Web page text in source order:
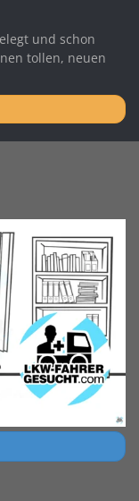
und schon
tollen, neuen